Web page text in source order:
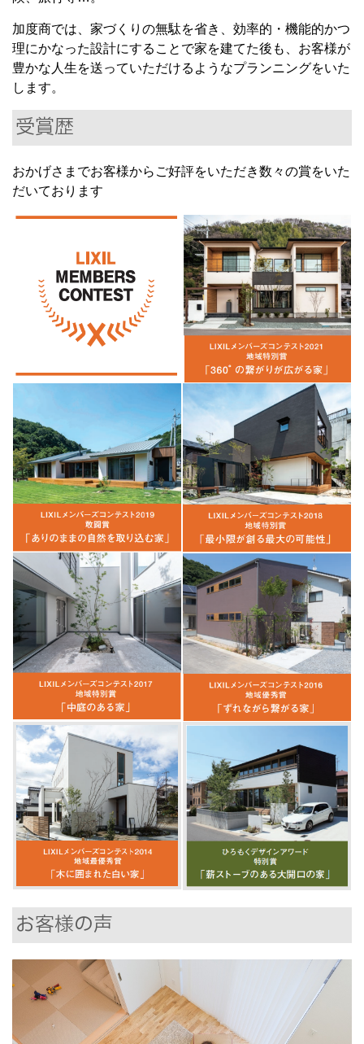
加度商では、家づくりの無駄を省き、効率的・機能的かつ
理にかなった設計にすることで家を建てた後も、お客様が
豊かな人生を送っていただけるようなプランニングをいた
します。
受賞歴
おかげさまでお客様からご好評をいただき数々の賞をいた
だいております
お客様の声